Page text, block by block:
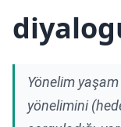
Yönelim
yönelimini